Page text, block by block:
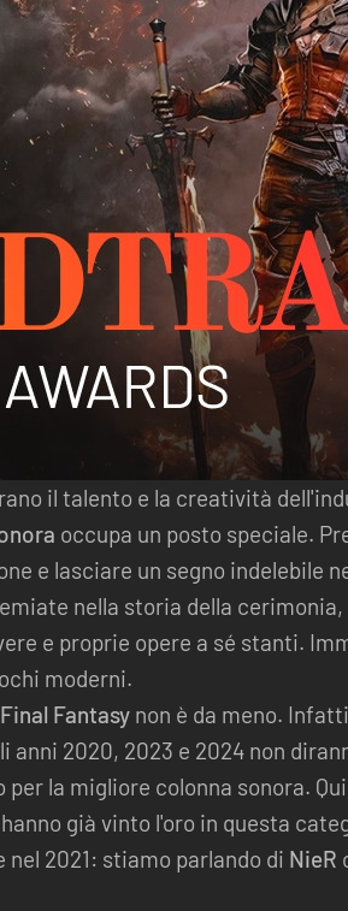
il talento e la creatività
occupa un posto speciale.
e lasciare un segno indelebile
nella storia della
e proprie opere a sé stanti.
moderni.
Final Fantasy non è da meno.
2020, 2023 e 2024 non
la migliore colonna sonora.
hanno già vinto l'oro in questa
2021: stiamo parlando di NieR